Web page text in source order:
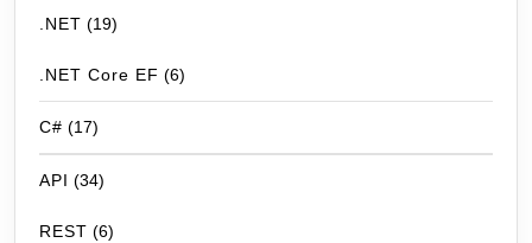
.NET (19)
.NET Core EF (6)
C# (17)
API (34)
REST (6)